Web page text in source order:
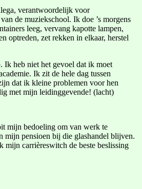
verantwoordelijk voor
de muziekschool. Ik doe ’s morgens
leeg, vervang kapotte lampen,
optreden, zet rekken in elkaar, herstel
Ik heb niet het gevoel dat ik moet
Ik zit de hele dag tussen
dat ik kleine problemen voor hen
met mijn leidinggevende! (lacht)
mijn bedoeling om van werk te
mijn pensioen bij die glashandel blijven.
mijn carrièreswitch de beste beslissing